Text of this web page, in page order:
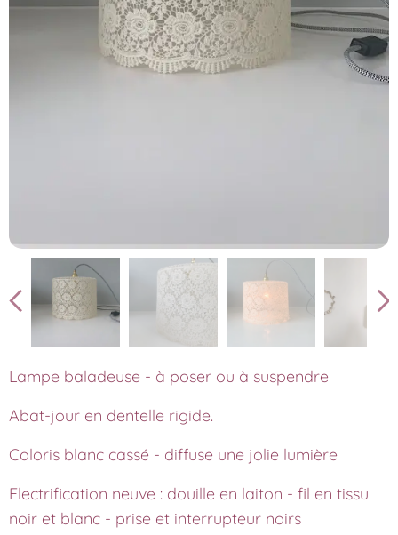
Lampe baladeuse - à poser ou à suspendre
Abat-jour en dentelle rigide.
Coloris blanc cassé - diffuse une jolie lumière
Electrification neuve : douille en laiton - fil en tissu
noir et blanc - prise et interrupteur noirs